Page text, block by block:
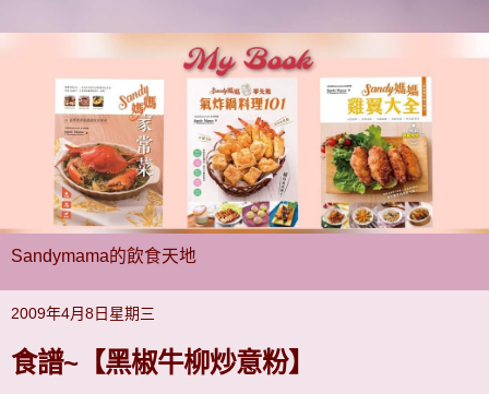
Sandymama的飲食天地
2009年4月8日星期三
食譜~【黑椒牛柳炒意粉】